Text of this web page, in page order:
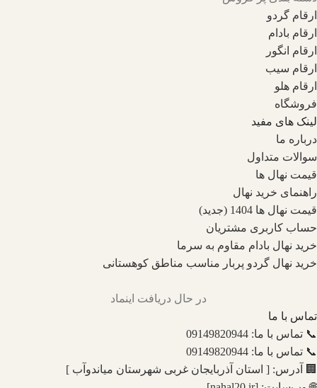
ارقام گردو
ارقام بادام
ارقام انگور
ارقام سیب
ارقام هلو
فروشگاه
لینک های مفید
درباره ما
سوالات متداول
قیمت نهال ها
راهنمای خرید نهال
قیمت نهال ها 1404 (جدید)
حساب کاربری مشتریان
خرید نهال بادام مقاوم به سرما
خرید نهال گردو پربار مناسب مناطق کوهستانی
در حال دریافت اینماد
تماس با ما
📞 تماس با ما: 09149820944
📞 تماس با ما: 09149820944
🏢 آدرس: [ استان آذربایجان غربی شهرستان میاندوآب ]